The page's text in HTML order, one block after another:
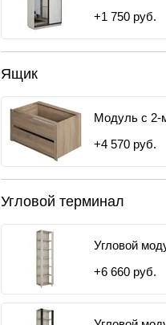
+1 750 руб.
Ящик
Модуль с
+4 570 руб.
Угловой терминал
Угловой
+6 660 руб.